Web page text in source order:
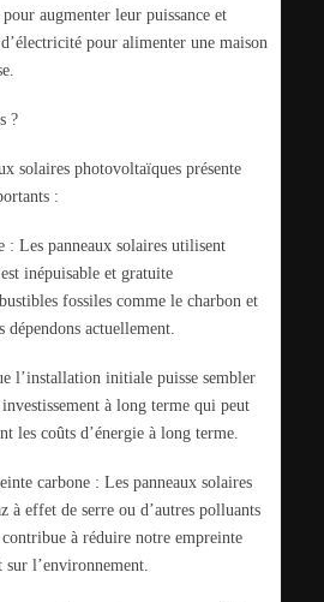
augmenter leur puissance et
pour alimenter une maison
?
solaires photovoltaïques présente
:
: Les panneaux solaires utilisent
inépuisable et gratuite
fossiles comme le charbon et
actuellement.
l’installation initiale puisse sembler
à long terme qui peut
les coûts d’énergie à long terme.
carbone : Les panneaux solaires
à effet de serre ou d’autres polluants
à réduire notre empreinte
l’environnement.